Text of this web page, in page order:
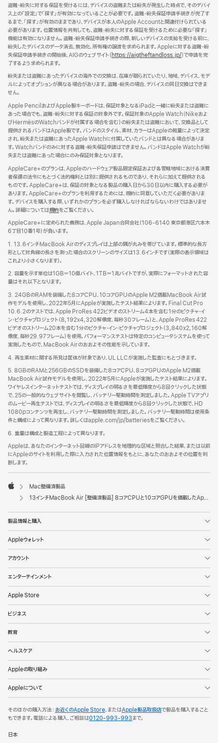
き
ま
す）
ウ
で
開
き
ま
す）
盗難・紛失に対する保証を受けるには、デバイスの盗難または紛失が発生した時点で、そのデバイ
ス上の「設定」で「探す」が有効になっていることが必要です。盗難・紛失保証申請手続きが完了す
るまで、「探す」が有効のままであり、デバイスが本人のApple Accountと関連付けられている
必要があります。位置情報を共有しても、盗難・紛失に対する保証を受けるために必要な「探す」
機能は有効になりません。盗難・紛失保証申請手続きの際、新しいデバイスの支給を受ける前に、
紛失したデバイスのデータ消去、無効化、所有権の譲渡を求められます。Appleに対する盗難・紛
失保証申請手続きの開始後、AIGのウェブサイト（https://aigtheftandloss.jp/）で申請を完
了するよう求められます。
紛失または盗難にあったデバイスの海外での交換は、在庫が限られていたり、地域、デバイス、モデ
ルによってオプションが異なる場合があります。盗難・紛失の場合、デバイスの同日交換はできま
せん。
Apple PencilおよびApple製キーボードは、保証対象となるiPadと一緒に紛失または盗難に
あった場合でも、盗難・紛失に対する保証の対象外です。保証対象のApple Watch（Nikeおよ
びHermèsのWatchバンドが付属する場合を含む）の紛失または盗難において、交換品として
提供されるバンドはApple製です。バンドのスタイル、素材、カラーはAppleの裁量によって決定
され、紛失または盗難にあったApple Watchに付属していたバンドとは異なる場合がありま
す。Watchバンドのみに対する盗難・紛失保証申請はできません。バンドはApple Watchが紛
失または盗難にあった場合にのみ保証対象となります。
AppleCare+のプランは、Appleのハードウェア製品限定保証および各管轄地域における消費
者保護の法令にもとづく法的権利とは別に提供されるものであり、それらに加えて提供される
ものです。AppleCare+は、保証の対象となる製品の購入日から30日以内に購入する必要が
あります。AppleCare+のプランを利用するためには、規約に同意していただく必要がありま
す。デバイスを購入する際、いずれかのプランを必ず購入しなければならないわけではありませ
ん。詳細については規約（新
ウ
イ
ン
ド
開
き
ま
す）
をご覧ください。
AppleCare+に定められた義務は、Apple Japan合同会社（106-6140 東京都港区六本木
6丁目10番1号）が負いま す 。
1. 13.6インチMacBook Airのディスプレイは上部の隅が丸みを帯びています。標準的な長方
形として対角線の長さを測った場合のスクリーンのサイズは13.6インチです（実際の表示領域は
これより小さくなります）。
2. 容量を示す単位は1GB＝10億バイト、1TB＝1兆バイトですが、実際にフォーマットされた容
量はそれ以下となります。
3. 24GBのRAMを装備した8コアCPU、10コアGPUのApple M2搭載MacBook Air試
作モデルを使用し、2022年5月にAppleが実施したテスト結果によります。Final Cut Pro
10.6.2のテストでは、Apple ProRes 422ビデオのストリーム4本を含む1分のピクチャ・イ
ン・ピクチャプロジェクト（8,192x4,320解像度、毎秒30フレーム）と、Apple ProRes 422
ビデオのストリーム20本を含む1分のピクチャ・イン・ピクチャプロジェクト（3,840x2,160解
像度、毎秒29.97フレーム）を使用。パフォーマンステストは特定のコンピュータシステムを使って
実施したもので、MacBook Airのおおよその性能を示しています。
4. 再生素材に関する所見は筐体が対象であり、UL LLCが実施した監査にもとづきます。
5. 8GBのRAMと256GBのSSDを装備した8コアCPU、8コアGPUのApple M2搭載
MacBook Air試作モデルを使用し、2022年5月にAppleが実施したテスト結果によります。
ワイヤレスインターネットテストでは、ディスプレイの明るさを最低輝度から8回クリックした状態
で、25の一般的なウェブサイトを閲覧し、バッテリー駆動時間を測定しました。Apple TVアプリ
のムービー再生テストでは、ディスプレイの明るさを最低輝度から8回クリックした状態で、HD
1080pコンテンツを再生し、バッテリー駆動時間を測定しました。バッテリー駆動時間は使用条
件と構成によって異なります。詳しくはapple.com/jp/batteriesをご覧ください。
6. 重量は構成と製造工程によって異なります。
Appleは、あなたのインターネット回線のIPアドレスを地理的な区域と照合した結果、または以前
にAppleのサイトを利用した際に入力された位置情報をもとに、あなたのおおよその位置を判
断します。
Apple
Mac整備済製品
13インチMacBook Air [整備済製品] 8コアCPUと10コアGPUを搭載したApple M2チップ - スターライト
製品情報と購入
Appleウォレット
アカウント
エンターテインメント
Apple Store
ビジネス
教育
ヘルスケア
Appleの取り組み
Appleについて
そのほかの購入方法： お近くのApple Store、またはApple製品取扱店で製品を購入すること
もできます。 電話による購入、ご相談は0120-993-993まで。
日本